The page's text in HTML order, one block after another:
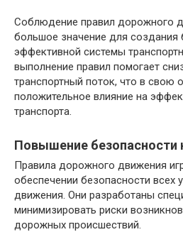
Соблюдение правил дорожного
большое значение для создания
эффективной системы
выполнение правил помогает
транспортный поток, что в свою
положительное влияние на
транспорта.
Повышение безопасности
Правила дорожного движения
обеспечении безопасности всех
движения. Они разработаны
минимизировать риски
дорожных происшествий.